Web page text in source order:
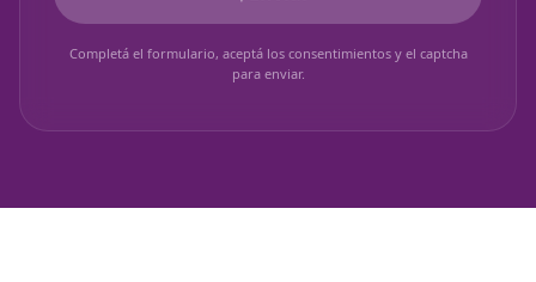
Completá el formulario, aceptá los consentimientos y el captcha
para enviar.